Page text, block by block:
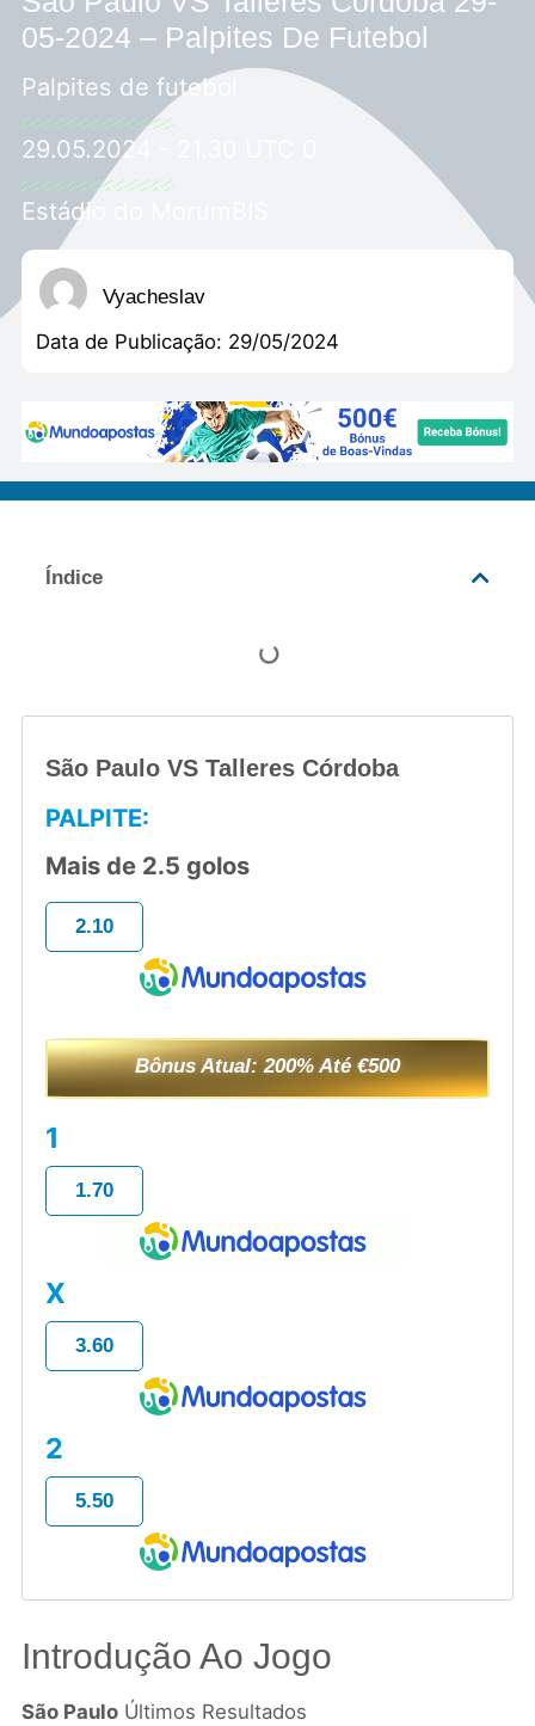
05-2024 – Palpites De Futebol
Palpites de futebol
29.05.2024 - 21.30 UTC 0
Estádio do MorumBIS
Vyacheslav
Data de Publicação: 29/05/2024
Índice
São Paulo VS Talleres Córdoba
PALPITE:
Mais de 2.5 golos
2.10
Bônus Atual: 200% Até €500
1
1.70
X
3.60
2
5.50
Introdução Ao Jogo
São PauloÚltimos Resultados